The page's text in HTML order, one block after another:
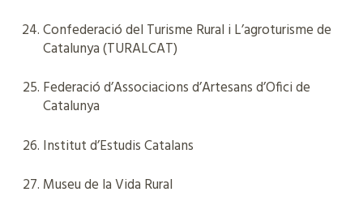
Confederació del Turisme Rural i L’agroturisme de
Catalunya (TURALCAT)
Federació d’Associacions d’Artesans d’Ofici de
Catalunya
Institut d’Estudis Catalans
Museu de la Vida Rural